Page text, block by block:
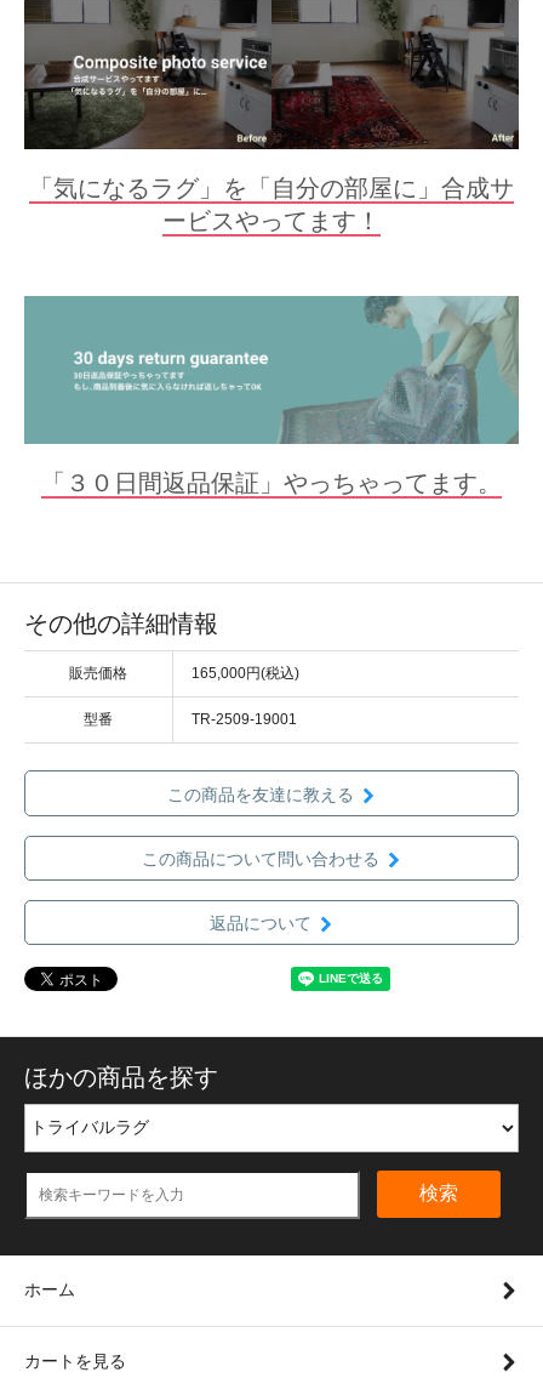
「気になるラグ」を「自分の部屋に」合成サ
ービスやってます！
「３０日間返品保証」やっちゃってます。
その他の詳細情報
販売価格 165,000円(税込)
型番 TR-2509-19001
この商品を友達に教える
この商品について問い合わせる
返品について
ほかの商品を探す
検索
ホーム
カートを見る